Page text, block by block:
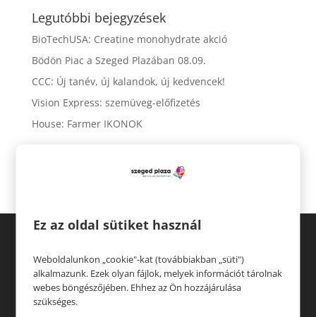
Legutóbbi bejegyzések
BioTechUSA: Creatine monohydrate akció
Bödön Piac a Szeged Plazában 08.09.
CCC: Új tanév, új kalandok, új kedvencek!
Vision Express: szemüveg-előfizetés
House: Farmer IKONOK
Ez az oldal sütiket használ
Weboldalunkon „cookie"-kat (továbbiakban „süti")
alkalmazunk. Ezek olyan fájlok, melyek információt tárolnak
webes böngészőjében. Ehhez az Ön hozzájárulása
szükséges.